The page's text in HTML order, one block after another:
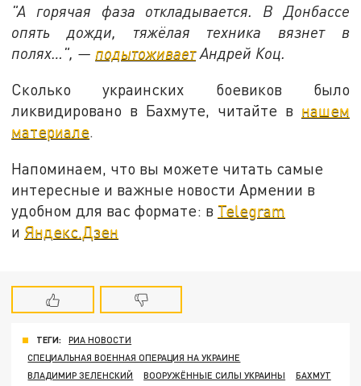
"А горячая фаза откладывается. В Донбассе
опять дожди, тяжёлая техника вязнет в
полях…", — подытоживаетАндрей Коц.
Сколько украинских боевиков было
ликвидировано в Бахмуте, читайте в нашем
материале.
Напоминаем, что вы можете читать самые
интересные и важные новости Армении в
удобном для вас формате: в Telegram
и Яндекс.Дзен
ТЕГИ:
РИА НОВОСТИ
СПЕЦИАЛЬНАЯ ВОЕННАЯ ОПЕРАЦИЯ НА УКРАИНЕ
ВЛАДИМИР ЗЕЛЕНСКИЙ
ВООРУЖЁННЫЕ СИЛЫ УКРАИНЫ БАХМУТ